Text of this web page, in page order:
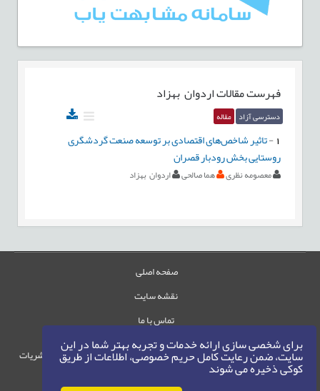
برای شخصی سازی ارائه خدمات و تجربه بهتر شما در این
سایت، ضمن رعایت کامل حریم خصوصی، اطلاعات از طریق
کوکی ذخیره می شوند
فهرست مقالاتاردوان بهزاد
دسترسی آزاد مقاله
-تاثیر شاخص‌های اقتصادی بر توسعه صنعت گردشگری
روستایی بخش رودبار قصران
معصومه نظری هما صالحی اردوان بهزاد
صفحه اصلی
نقشه سایت
تماس با ما
حقوق این وب‌سایت متعلق به سامانه مدیریت نشریات